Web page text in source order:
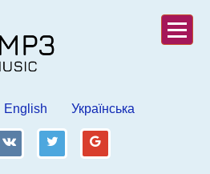
English Українська
vk tw gp